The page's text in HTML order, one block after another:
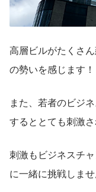
高層ビルがたくさ
の勢いを感じます！
また、若者のビジ
するととても刺激さ
刺激もビジネスチ
に一緒に挑戦しま